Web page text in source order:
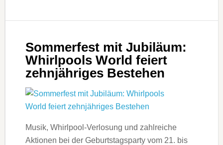
Sommerfest mit Jubiläum:
Whirlpools World feiert
zehnjähriges Bestehen
Musik, Whirlpool-Verlosung und zahlreiche
Aktionen bei der Geburtstagsparty vom 21. bis